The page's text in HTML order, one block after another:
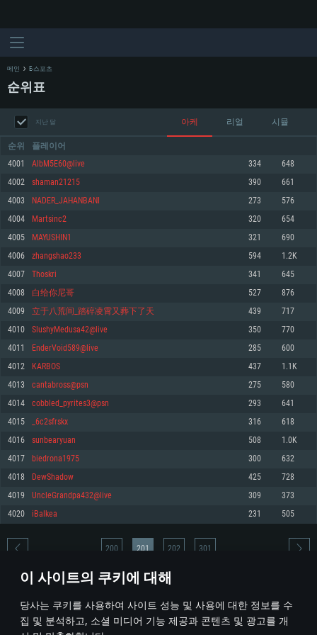
이 사이트의 쿠키에 대해
당사는 쿠키를 사용하여 사이트 성능 및 사용에 대한 정보를 수
집 및 분석하고, 소셜 미디어 기능 제공과 콘텐츠 및 광고를 개
최소사양
운영체제: Windows 10 (64 bit)
프로세서: 2.2 GHz 듀얼코어 이상
메모리: 4GB
그래픽 카드: DirectX 11 이상을 지원하는 AMD Radeon 77XX / NVIDIA
GeForce GT 660. 최소 사양 해상도: 720p
네트워크: 브로드밴드 인터넷
여유 저장 공간: 22.1 GB (최소 클라이언트)
권장 사양
570 혹은 그 이상
여유 저장 공간: 62.2 GB (전체 클라이언트)
최소사양
운영체제: Mac OS Big Sur 11.0
프로세서: 최소 2.2 GHz의 Core i5 (Intel Xeon 은 지원하지 않습니다)
메모리: 6 GB
그래픽 카드: Metal 을 지원하는 Intel Iris Pro 5200 (Mac), 혹은 이와 비슷한 성
능을 가지는 Mac 버전의 AMD/Nvidia. 최소 해상도: 720p
네트워크: 브로드밴드 인터넷
여유 저장 공간: 22.1 GB (최소 클라이언트)
권장 사양
네트워크: 브로드밴드 인터넷
여유 저장 공간: 62.2 GB (전체 클라이언트)
최소사양
운영체제: 64bit Linux 중 최신 버전
프로세서: 2.4 GHz 듀얼코어
메모리: 4 GB
그래픽 카드: Vulkan 을 지원하고, 최신 그래픽 드라이버를 지원하는 NVIDIA
660 (6개월 미만) 혹은 그와 동급의 성능을 가지며 최신 그래픽 드라이버를 지
원하는 AMD (6개월 미만; 최소사양 지원 해상도 720p)
네트워크: 브로드밴드 인터넷
여유 저장 공간: 22.1 GB (최소 클라이언트)
권장 사양
운영체제: Ubuntu 20.04 64bit
프로세서: Intel Core i7
메모리: 16 GB
그래픽 카드: Vulkan 을 지원하고, 최신 그래픽 드라이버를 지원하는 NVIDIA
1060 (6개월 미만) 혹은 그와 동급의 성능을 가지며 최신 그래픽 드라이버를
지원하는 AMD RX 570 (6개월 미만; 최소사양 지원 해상도 720p) 이상
여유 저장 공간: 62.2 GB (전체 클라이언트)
메인 E-스포츠
순위표
지난 달 아케 리얼 시뮬
순위 플레이어
4001 AlbM5E60@live 334 648
4002 shaman21215 390 661
4003 NADER_JAHANBANI 273 576
4004 Martsinc2 320 654
4005 MAYUSHIN1 321 690
4006 zhangshao233 594 1.2K
4007 Thoskri 341 645
4008 白给你尼哥 527 876
4009 立于八荒间_踏碎凌霄又葬下了天 439 717
4010 SlushyMedusa42@live 350 770
4011 EnderVoid589@live 285 600
4012 KARBOS 437 1.1K
4013 cantabross@psn 275 580
4014 cobbled_pyrites3@psn 293 641
4015 _6c2sfrskx 316 618
4016 sunbearyuan 508 1.0K
4017 biedrona1975 300 632
4018 DewShadow 425 728
4019 UncleGrandpa432@live 309 373
4020 iBalkea 231 505
* 순위표는 매일 1회 갱신됩니다
200 201 202 301